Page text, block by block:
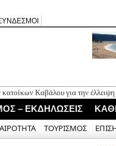
Καβάλου για την έλλειψη
ηθοποιός Νίκος Καλογερόπουλος
Ηλία Λογοθέτη σε μια βραδιά
Αλεξανδρίτες στον Άγιο
– ΕΚΔΗΛΩΣΕΙΣ
ΤΟΥΡΙΣΜΟΣ